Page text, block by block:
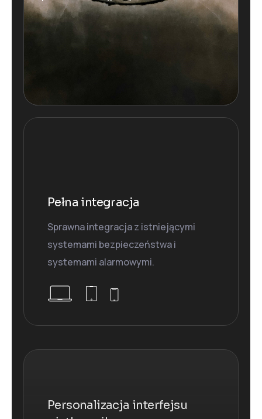
Pełna integracja
Sprawna integracja z istniejącymi
systemami bezpieczeństwa i
systemami alarmowymi.
Personalizacja interfejsu